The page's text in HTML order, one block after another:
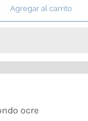
Agregar al carrito
ocre